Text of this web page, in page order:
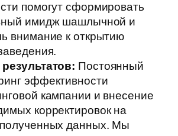
помогут сформировать
имидж шашлычной и
внимание к открытию
Постоянный
эффективности
кампании и внесение
корректировок на
данных. Мы